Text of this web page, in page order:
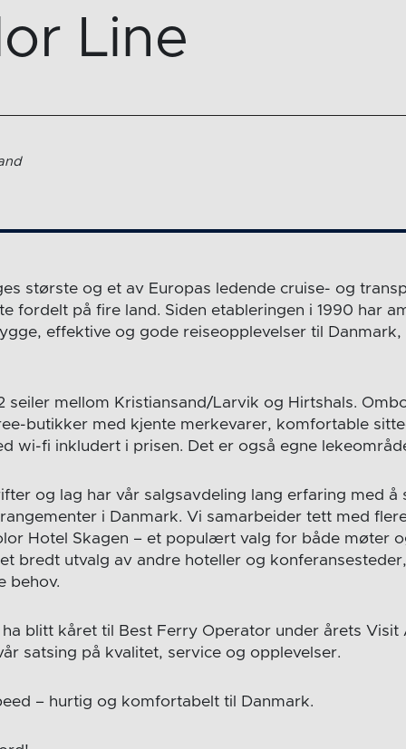
Line
største og et av Europas ledende cruise- og
fordelt på fire land. Siden etableringen i 1990 har
effektive og gode reiseopplevelser til Danmark,
seiler mellom Kristiansand/Larvik og Hirtshals.
butikker med kjente merkevarer, komfortable
wi-fi inkludert i prisen. Det er også egne
og lag har vår salgsavdeling lang erfaring med å
i Danmark. Vi samarbeider tett med
Hotel Skagen – et populært valg for både møter
bredt utvalg av andre hoteller og
behov.
blitt kåret til Best Ferry Operator under årets Visit
satsing på kvalitet, service og opplevelser.
– hurtig og komfortabelt til Danmark.